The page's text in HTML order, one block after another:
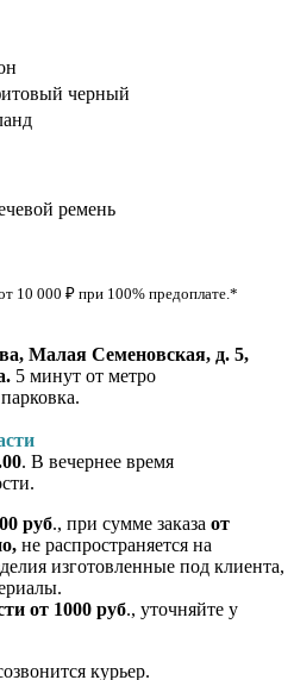
черный
ремень
10 000 ₽ при 100% предоплате .*
Малая Семеновская, д. 5,
5 минут от метро
. В вечернее время
руб., при сумме заказа от
не распространяется на
изготовленные под клиента,
от 1000 руб., уточняйте у
курьер.